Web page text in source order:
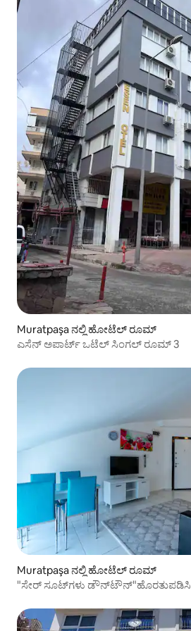
Muratpaşa ನಲ್ಲಿ ಹೋಟೆಲ್ ರೂಮ್
ಎಸೆನ್ ಅಪಾರ್ಟ್ ಒಟೆಲ್ ಸಿಂಗಲ್ ರೂಮ್ 3
Muratpaşa ನಲ್ಲಿ ಹೋಟೆಲ್ ರೂಮ್
"ಸೇರ್ ಸೂಟ್‌ಗಳು